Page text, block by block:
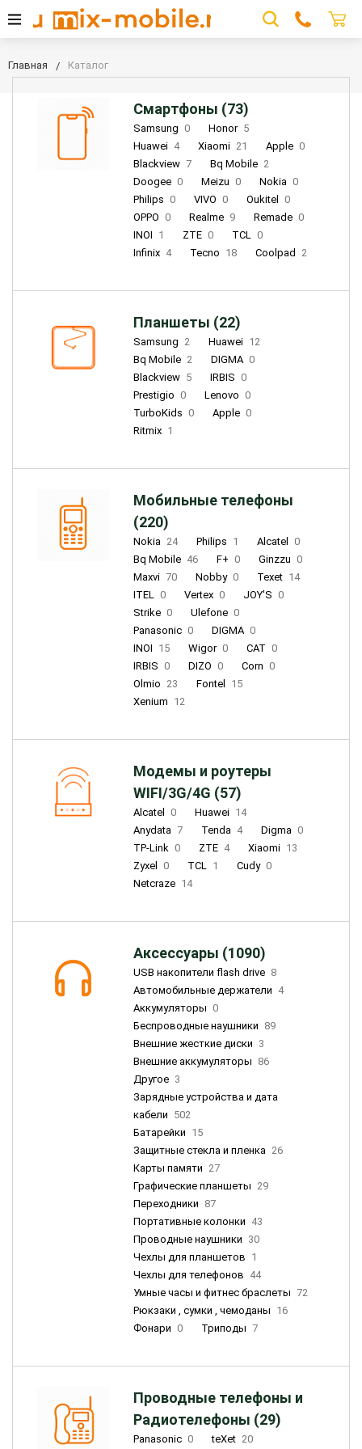
Главная Каталог
Смартфоны (73)
Samsung 0 Honor 5
Huawei 4 Xiaomi 21 Apple 0
Blackview 7 Bq Mobile 2
Doogee 0 Meizu 0 Nokia 0
Philips 0 VIVO 0 Oukitel
0
OPPO 0 Realme 9 Remade 0
INOI 1 ZTE 0 TCL 0
Infinix 4 Tecno 18 Coolpad 2
Планшеты (22)
Samsung 2 Huawei 12
Bq Mobile 2 DIGMA 0
Blackview 5 IRBIS 0
Prestigio 0 Lenovo 0
TurboKids 0 Apple 0
Ritmix 1
Мобильные телефоны
(220)
Nokia 24 Philips 1 Alcatel
0
Bq Mobile 46 F+ 0 Ginzzu 0
Maxvi 70 Nobby 0 Texet 14
ITEL 0 Vertex 0 JOY'S 0
Strike 0 Ulefone 0
Panasonic 0 DIGMA 0
INOI 15 Wigor 0 CAT 0
IRBIS 0 DIZO 0 Corn 0
Olmio 23 Fontel
15
Xenium 12
Модемы и роутеры
WIFI/3G/4G (57)
Alcatel 0 Huawei 14
Anydata 7 Tenda 4 Digma 0
TP-Link 0 ZTE 4 Xiaomi 13
Zyxel
0 TCL 1 Cudy 0
Netcraze 14
Аксессуары (1090)
USB накопители flash drive 8
Автомобильные держатели 4
Аккумуляторы 0
Беспроводные наушники 89
Внешние жесткие диски 3
Внешние аккумуляторы 86
Другое 3
Зарядные устройства и дата
кабели 502
Батарейки 15
Защитные стекла и пленка 26
Карты памяти 27
Графические планшеты 29
Переходники 87
Портативные колонки 43
Проводные наушники 30
Чехлы для планшетов 1
Чехлы для телефонов 44
Умные часы и фитнес браслеты 72
Рюкзаки , сумки , чемоданы 16
Фонари 0 Триподы 7
Проводные телефоны и
Радиотелефоны (29)
Panasonic 0 teXet 20